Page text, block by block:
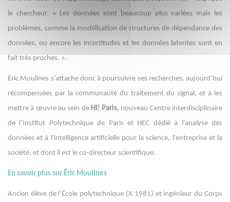
le chercheur. « Les données sont beaucoup plus variées mais les
problèmes, comme la modélisation de structures de dépendance des
données, ou encore les incertitudes et les données latentes sont en
fait très proches. ».
Éric Moulines s’attache donc à poursuivre ses recherches, aujourd’hui
récompensées par la communauté du traitement du signal, et à les
mettre à œuvre au sein de HI! Paris, nouveau Centre interdisciplinaire
de l’Institut Polytechnique de Paris et HEC dédié à l'analyse des
données et à l'intelligence artificielle pour la science, l'entreprise et la
société, et dont il est le co-directeur scientifique.
En savoir plus sur Éric Moulines
Ancien élève de l’École polytechnique (X 1981) et ingénieur du Corps